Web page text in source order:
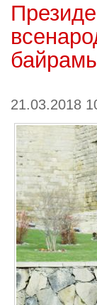
21.03.2018